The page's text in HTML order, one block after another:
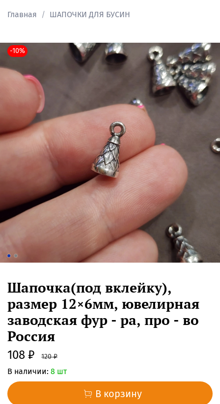
Главная ШАПОЧКИ ДЛЯ БУСИН
-10%
Шапочка(под вклейку),
размер 12×6мм, ювелирная
заводская фур - ра, про - во
Россия
108 ₽ 120 ₽
В наличии: 8 шт
В корзину